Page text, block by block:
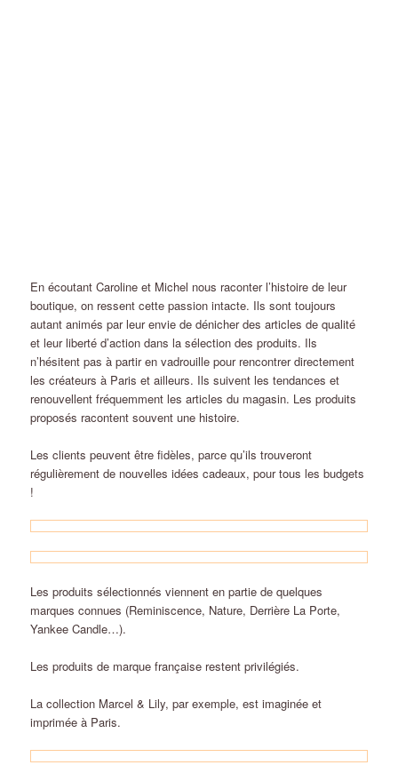
En écoutant Caroline et Michel nous raconter l’histoire de leur
boutique, on ressent cette passion intacte. Ils sont toujours
autant animés par leur envie de dénicher des articles de qualité
et leur liberté d’action dans la sélection des produits. Ils
n’hésitent pas à partir en vadrouille pour rencontrer directement
les créateurs à Paris et ailleurs. Ils suivent les tendances et
renouvellent fréquemment les articles du magasin. Les produits
proposés racontent souvent une histoire.
Les clients peuvent être fidèles, parce qu’ils trouveront
régulièrement de nouvelles idées cadeaux, pour tous les budgets
!
Les produits sélectionnés viennent en partie de quelques
marques connues (Reminiscence, Nature, Derrière La Porte,
Yankee Candle…).
Les produits de marque française restent privilégiés.
La collection Marcel & Lily, par exemple, est imaginée et
imprimée à Paris.